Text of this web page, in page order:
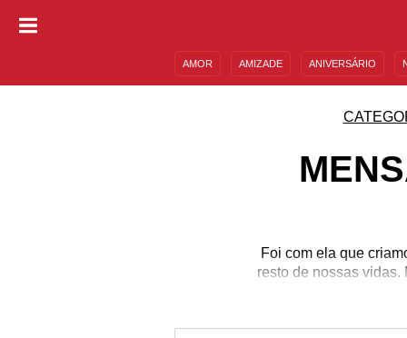
AMOR AMIZADE ANIVERSÁRIO
Foi com ela que
resto de nossas vidas.
que essa mulher
filhos. Quer maior